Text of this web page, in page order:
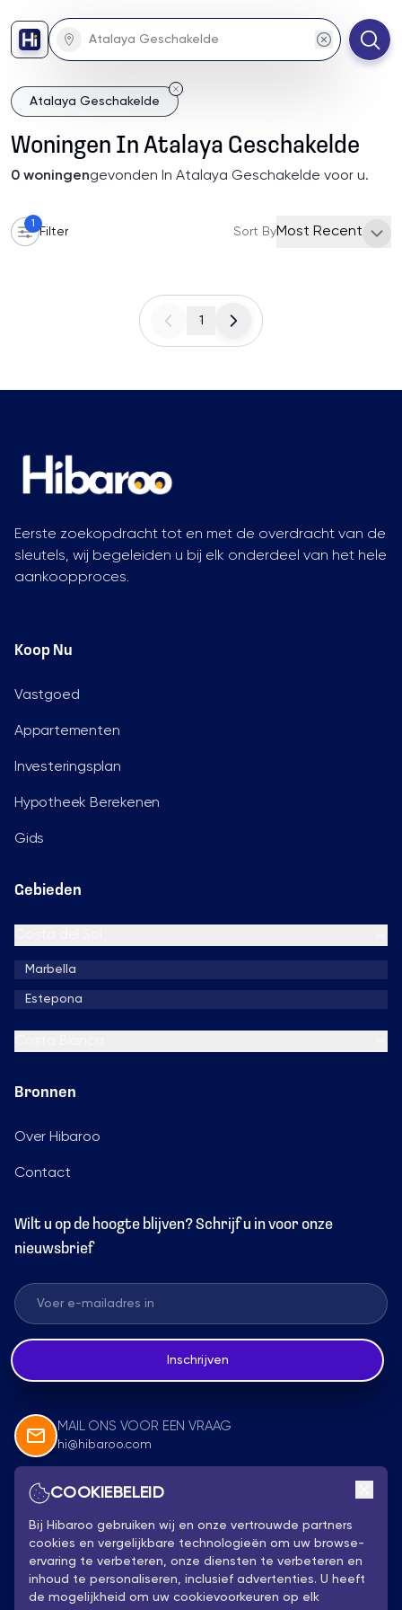
Atalaya Geschakelde
Woningen In Atalaya Geschakelde
0 woningengevonden In Atalaya Geschakelde voor u.
1
Filter Sort ByMost Recent
1
Eerste zoekopdracht tot en met de overdracht van de
sleutels, wij begeleiden u bij elk onderdeel van het hele
aankoopproces.
Koop Nu
Vastgoed
Appartementen
Investeringsplan
Hypotheek Berekenen
Gids
Gebieden
Marbella
Estepona
Bronnen
Over Hibaroo
Contact
Wilt u op de hoogte blijven? Schrijf u in voor onze
nieuwsbrief
Inschrijven
MAIL ONS VOOR EEN VRAAG
hi@hibaroo.com
Volg Ons
COOKIEBELEID
Bij Hibaroo gebruiken wij en onze vertrouwde partners
cookies en vergelijkbare technologieën om uw browse-
ervaring te verbeteren, onze diensten te verbeteren en
inhoud te personaliseren, inclusief advertenties. U heeft
de mogelijkheid om uw cookievoorkeuren op elk